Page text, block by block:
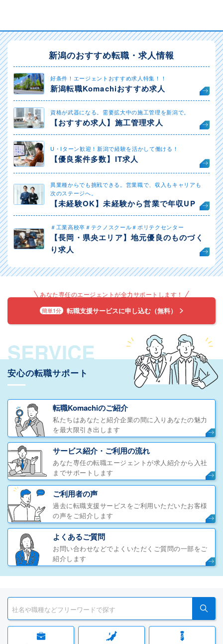
新潟のおすすめ転職・求人情報
好条件！エージェントおすすめ求人特集！！
新潟転職Komachiおすすめ求人
資格が武器になる。需要拡大中の施工管理を新潟で。
【おすすめ求人】施工管理求人
U・Iターン歓迎！新潟で経験を活かして働ける！
【優良案件多数】IT求人
異業種からでも挑戦できる。営業職で、収入もキャリアも
次のステージへ。
【未経験OK】未経験から営業で年収UP
＃工業高校卒＃テクノスクール＃ポリテクセンター
【長岡・県央エリア】地元優良のものづく
り求人
あなた専任のエージェントが全力サポートします！
簡単1分 転職支援サービスに申し込む（無料）
SERVICE
安心の転職サポート
転職Komachiのご紹介
私たちはあなたと紹介企業の間に入りあなたの魅力
を最大限引き出します
サービス紹介・ご利用の流れ
あなた専任の転職エージェントが求人紹介から入社
までサポートします
ご利用者の声
過去に転職支援サービスをご利用いただいたお客様
の声をご紹介します
よくあるご質問
お問い合わせなどでよくいただくご質問の一部をご
紹介します